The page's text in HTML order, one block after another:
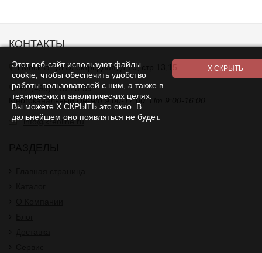
КОНТАКТЫ
г.Москва, ул.Электродная, д.10, стр.13,15
+7 (495) 118-23-39
МногоканальныйПн-Чт 9:00-17:00. Пт 9:00-16:00
info@kreoline.ru
Этот веб-сайт используют файлы
cookie, чтобы обеспечить удобство
работы пользователей с ним, а также в
технических и аналитических целях.
Вы можете Х СКРЫТЬ это окно. В
дальнейшем оно появляться не будет.